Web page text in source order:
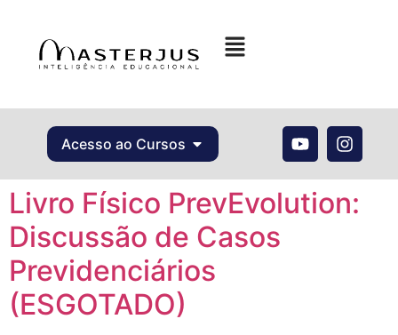
Acesso ao Cursos
Livro Físico PrevEvolution:
Discussão de Casos
Previdenciários
(ESGOTADO)